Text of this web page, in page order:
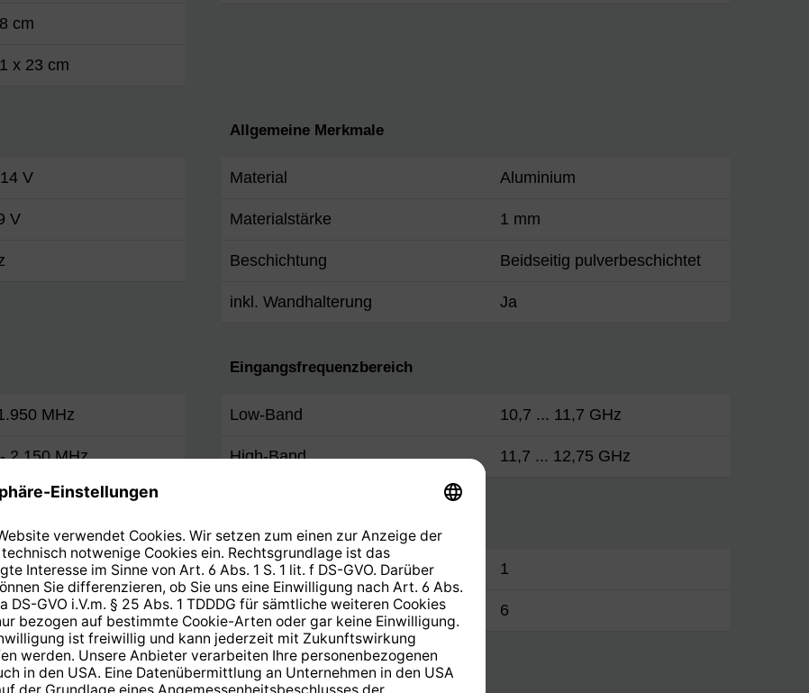
cm
x 23 cm
V
V
Allgemeine Merkmale
Material Aluminium
Materialstärke 1 mm
Beschichtung Beidseitig pulverbeschichtet
inkl. Wandhalterung Ja
MHz
2.150 MHz
Eingangsfrequenzbereich
Low-Band 10,7 ... 11,7 GHz
High-Band 11,7 ... 12,75 GHz
2.150 MHz
1680, 2040 MHz
Anzahl Orbitpositionen 1
Anzahl Teilnehmer 6